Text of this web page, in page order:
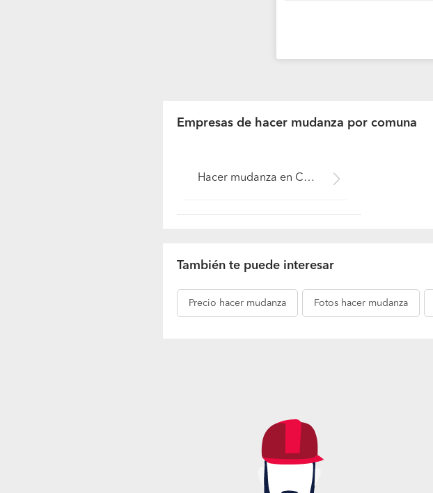
Empresas de hacer mudanza por comuna
Hacer mudanza en Castro (Región X Los Lagos - Chiloé)
También te puede interesar
Precio hacer mudanza Fotos hacer mudanza